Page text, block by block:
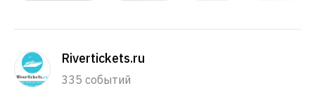
Rivertickets.ru
335 событий